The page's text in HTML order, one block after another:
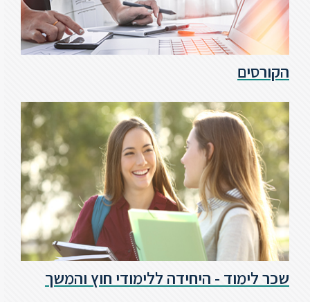
הקורסים
שכר לימוד - היחידה ללימודי חוץ והמשך